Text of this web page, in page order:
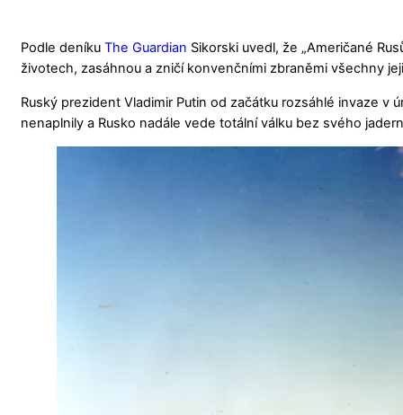
Podle deníku The Guardian Sikorski uvedl, že „Američané
životech, zasáhnou a zničí konvenčními zbraněmi všechny
Ruský prezident Vladimir Putin od začátku rozsáhlé invaze
nenaplnily a Rusko nadále vede totální válku bez svého